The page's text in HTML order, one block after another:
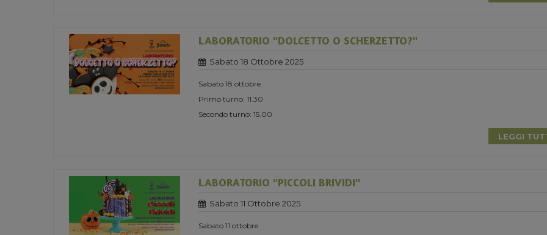
LABORATORIO "DOLCETTO O SCHERZETTO?"
Sabato 18 Ottobre 2025
Sabato 18 ottobre
Primo turno: 11.30
Secondo turno: 15.00
LEGGI
LABORATORIO "PICCOLI BRIVIDI"
Sabato 11 Ottobre 2025
Sabato 11 ottobre